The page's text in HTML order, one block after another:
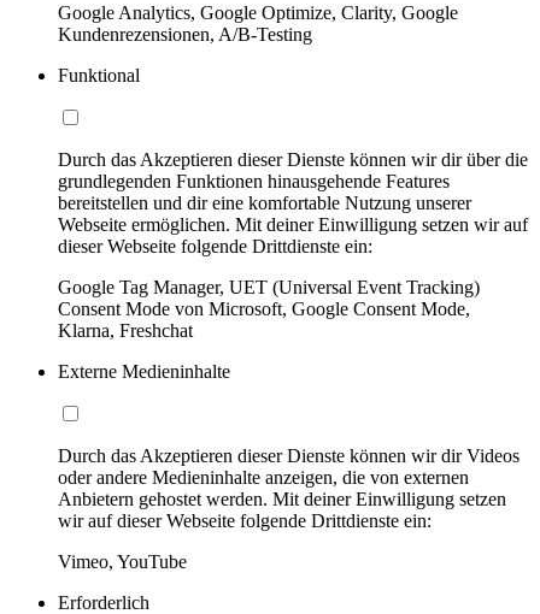
Google Analytics, Google Optimize, Clarity, Google
Kundenrezensionen, A/B-Testing
Funktional
Durch das Akzeptieren dieser Dienste können wir dir über die
grundlegenden Funktionen hinausgehende Features
bereitstellen und dir eine komfortable Nutzung unserer
Webseite ermöglichen. Mit deiner Einwilligung setzen wir auf
dieser Webseite folgende Drittdienste ein:
Google Tag Manager, UET (Universal Event Tracking)
Consent Mode von Microsoft, Google Consent Mode,
Klarna, Freshchat
Externe Medieninhalte
Durch das Akzeptieren dieser Dienste können wir dir Videos
oder andere Medieninhalte anzeigen, die von externen
Anbietern gehostet werden. Mit deiner Einwilligung setzen
wir auf dieser Webseite folgende Drittdienste ein:
Vimeo, YouTube
Erforderlich